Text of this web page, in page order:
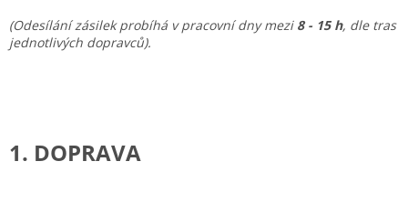
(Odesílání zásilek probíhá v pracovní dny mezi 8 - 15 h, dle tras
jednotlivých dopravců).
1. DOPRAVA